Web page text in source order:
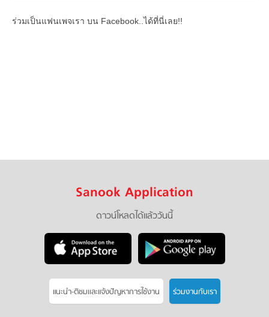
ร่วมเป็นแฟนเพจเรา บน Facebook..ได้ที่นี่เลย!!
Sanook Application
ดาวน์โหลดได้แล้ววันนี้
แนะนำ-ติชมเเละแจ้งปัญหาการใช้งาน ร่วมงานกับเรา